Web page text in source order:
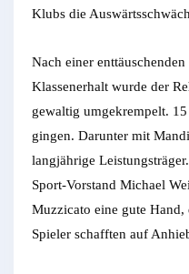
Klubs die
Nach einer
Klassenerhalt wurde der
gewaltig umgekrempelt.
gingen. Darunter mit
langjährige
Sport-Vorstand Michael
Muzzicato eine gute
Spieler schafften auf